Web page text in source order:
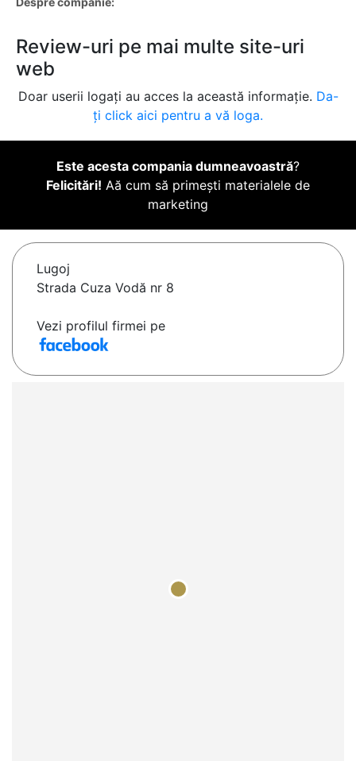
Review-uri pe mai multe site-uri
web
Doar userii logați au acces la această informație. Da-
ți click aici pentru a vă loga.
Este acesta compania dumneavoastră?
Felicitări! Aă cum să primești materialele de
marketing
Lugoj
Strada Cuza Vodă nr 8
Vezi profilul firmei pe